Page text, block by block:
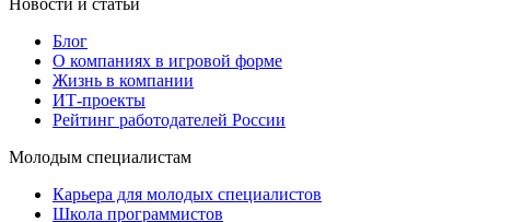
Новости и статьи
Блог
О компаниях в игровой форме
Жизнь в компании
ИТ-проекты
Рейтинг работодателей России
Молодым специалистам
Карьера для молодых специалистов
Школа программистов